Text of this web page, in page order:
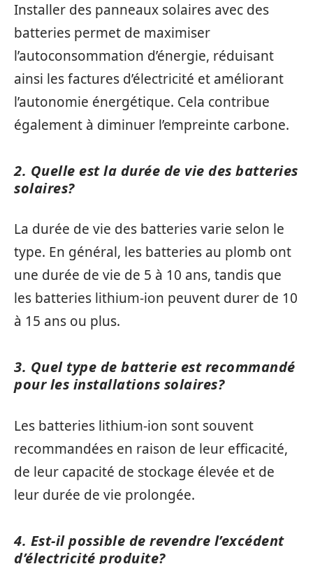
Installer des panneaux solaires avec des
batteries permet de maximiser
l’autoconsommation d’énergie, réduisant
ainsi les factures d’électricité et améliorant
l’autonomie énergétique. Cela contribue
également à diminuer l’empreinte carbone.
2. Quelle est la durée de vie des batteries
solaires?
La durée de vie des batteries varie selon le
type. En général, les batteries au plomb ont
une durée de vie de 5 à 10 ans, tandis que
les batteries lithium-ion peuvent durer de 10
à 15 ans ou plus.
3. Quel type de batterie est recommandé
pour les installations solaires?
Les batteries lithium-ion sont souvent
recommandées en raison de leur efficacité,
de leur capacité de stockage élevée et de
leur durée de vie prolongée.
4. Est-il possible de revendre l’excédent
d’électricité produite?